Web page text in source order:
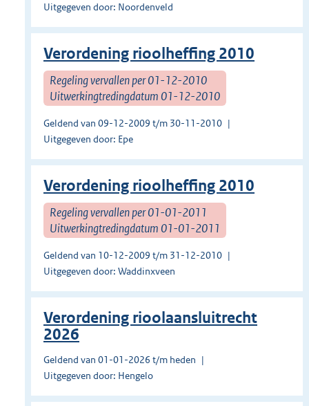
Uitgegeven door: Noordenveld
Verordening rioolheffing 2010
Regeling vervallen per 01-12-2010
Uitwerkingtredingdatum 01-12-2010
Geldend van 09-12-2009 t/m 30-11-2010
Uitgegeven door: Epe
Verordening rioolheffing 2010
Regeling vervallen per 01-01-2011
Uitwerkingtredingdatum 01-01-2011
Geldend van 10-12-2009 t/m 31-12-2010
Uitgegeven door: Waddinxveen
Verordening rioolaansluitrecht
2026
Geldend van 01-01-2026 t/m heden
Uitgegeven door: Hengelo